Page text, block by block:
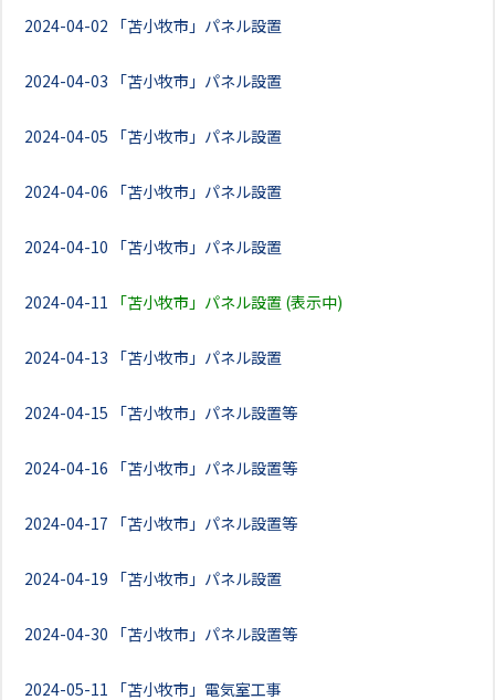
2024-04-02 「苫小牧市」パネル設置
2024-04-03 「苫小牧市」パネル設置
2024-04-05 「苫小牧市」パネル設置
2024-04-06 「苫小牧市」パネル設置
2024-04-10 「苫小牧市」パネル設置
2024-04-11 「苫小牧市」パネル設置 (表示中)
2024-04-13 「苫小牧市」パネル設置
2024-04-15 「苫小牧市」パネル設置等
2024-04-16 「苫小牧市」パネル設置等
2024-04-17 「苫小牧市」パネル設置等
2024-04-19 「苫小牧市」パネル設置
2024-04-30 「苫小牧市」パネル設置等
2024-05-11 「苫小牧市」電気室工事